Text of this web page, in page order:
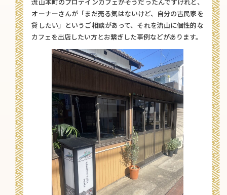
オーナーさんが「まだ売る気はないけど、自分の古民家を
貸したい」というご相談があって、それを流山に個性的な
カフェを出店したい方とお繋ぎした事例などがあります。